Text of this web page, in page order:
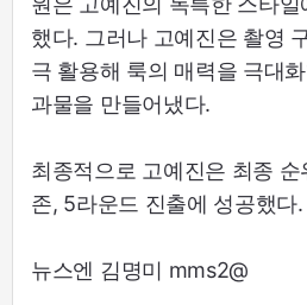
했다. 그러나 고예진은 촬영
극 활용해 룩의 매력을 극대
과물을 만들어냈다.
최종적으로 고예진은 최종
존, 5라운드 진출에 성공했다.
뉴스엔 김명미 mms2@